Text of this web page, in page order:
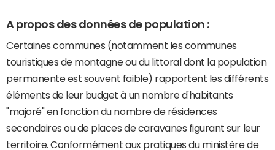
A propos des données de population :
Certaines communes (notamment les communes
touristiques de montagne ou du littoral dont la population
permanente est souvent faible) rapportent les différents
éléments de leur budget à un nombre d'habitants
"majoré" en fonction du nombre de résidences
secondaires ou de places de caravanes figurant sur leur
territoire. Conformément aux pratiques du ministère de